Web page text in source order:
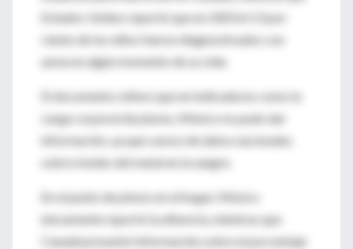
Estados Unidos reportó que en 2003 el 13 por
ciento de los niños fueron diagnosticados con
asma en algún momento de su vida.
El documento refiere que en indicadores como la
carga corporal de plomo, México no pudo dar
información, ya que carece de datos nacionales
sobre niveles del metal en la sangre.
En el punto de plomo en el hogar, México
únicamente reportó la alfarería, mientras que
Canadá presentó información sobre el porcentaje